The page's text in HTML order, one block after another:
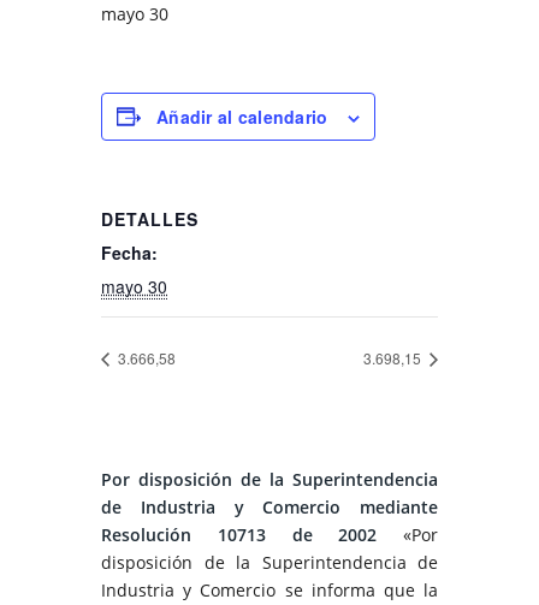
mayo 30
Añadir al calendario
DETALLES
Fecha:
mayo 30
3.666,58 3.698,15
Por disposición de la Superintendencia
de Industria y Comercio mediante
Resolución 10713 de 2002 «Por
disposición de la Superintendencia de
Industria y Comercio se informa que la